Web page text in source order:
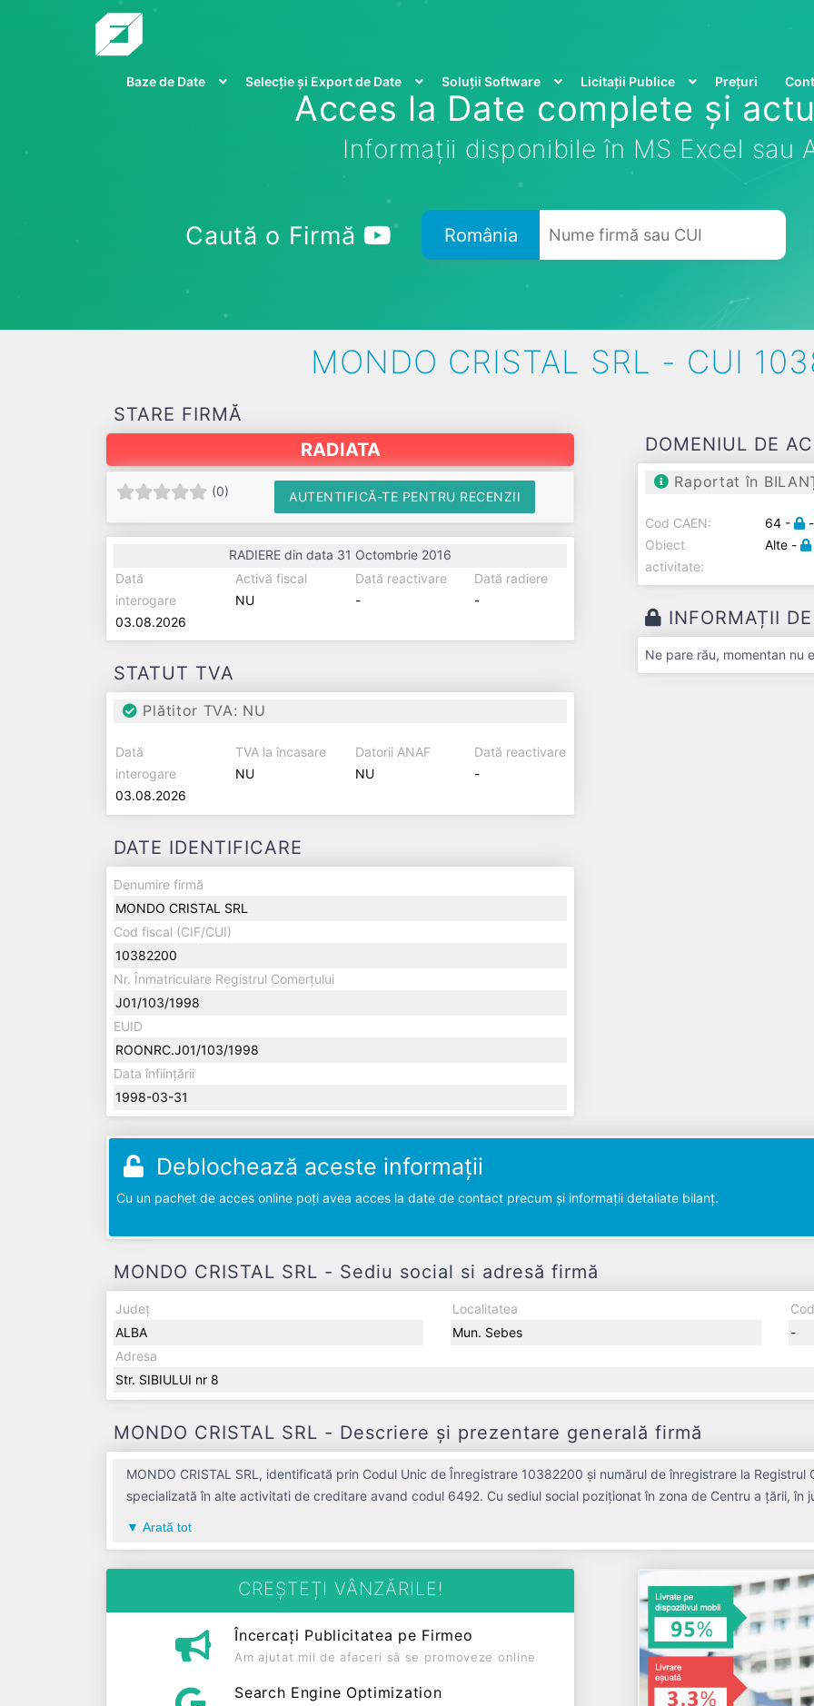
Baze de Date Selecție și Export de Date Soluții Software Licitații Publice Prețuri
Acces la Date complete și
Informații disponibile în MS Excel sau
Caută o Firmă România
MONDO CRISTAL SRL - CUI
STARE FIRMĂ
RADIATA
(0) AUTENTIFICĂ-TE PENTRU RECENZII
RADIERE din data 31 Octombrie 2016
Dată
interogare
03.08.2026
Activă fiscal
NU
Dată reactivare
-
Dată radiere
-
STATUT TVA
Plătitor TVA: NU
Dată
interogare
03.08.2026
TVA la încasare
NU
Datorii ANAF
NU
Dată reactivare
-
DATE IDENTIFICARE
Denumire firmă
MONDO CRISTAL SRL
Cod fiscal (CIF/CUI)
10382200
Nr. Înmatriculare Registrul Comerțului
J01/103/1998
EUID
ROONRC.J01/103/1998
Data înființării
1998-03-31
DOMENIUL DE
Raportat în
Cod CAEN: 64 -
-
Obiect
activitate:
Alte -
INFORMAȚII
Ne pare rău, momentan nu
Deblochează aceste informații
Cu un pachet de acces online poți avea acces la date de contact precum și informații detaliate bilanț.
MONDO CRISTAL SRL - Sediu social si adresă firmă
Județ
ALBA
Localitatea
Mun. Sebes
-
Adresa
Str. SIBIULUI nr 8
MONDO CRISTAL SRL - Descriere și prezentare generală firmă
MONDO CRISTAL SRL, identificată prin Codul Unic de Înregistrare 10382200 și numărul de înregistrare la
specializată în alte activitati de creditare avand codul 6492. Cu sediul social poziționat în zona de Centru a țării, în
Arată tot
CREȘTEȚI VÂNZĂRILE!
Încercați Publicitatea pe Firmeo
Am ajutat mii de afaceri să se promoveze online
Search Engine Optimization